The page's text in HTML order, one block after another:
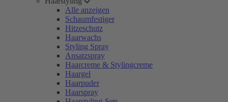
Alle anzeigen
Schaumfestiger
Hitzeschutz
Haarwachs
Styling Spray
Ansatzspray
Haarcreme & Stylingcreme
Haargel
Haarpuder
Haarspray